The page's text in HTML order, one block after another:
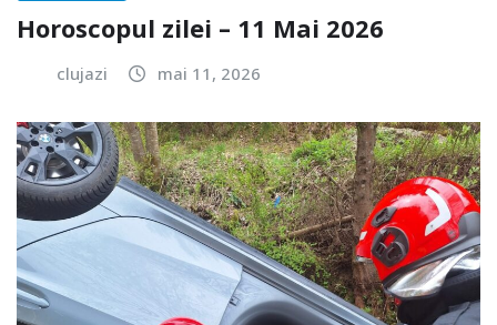
Horoscopul zilei – 11 Mai 2026
clujazi mai 11, 2026